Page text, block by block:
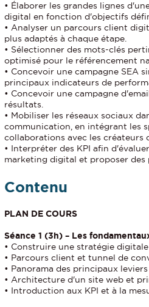
• Élaborer les grandes lignes
digital en fonction d'objectifs
• Analyser un parcours client
plus adaptés à chaque étape.
• Sélectionner des mots-clés
optimisé pour le référencement
• Concevoir une campagne SEA
principaux indicateurs de
• Concevoir une campagne
résultats.
• Mobiliser les réseaux sociaux
communication, en intégrant les
collaborations avec les créateurs
• Interpréter des KPI afin
marketing digital et proposer
Contenu
PLAN DE COURS
Séance 1 (3h) – Les
• Construire une stratégie digitale
• Parcours client et tunnel de
• Panorama des principaux
• Architecture d'un site web et
• Introduction aux KPI et à la